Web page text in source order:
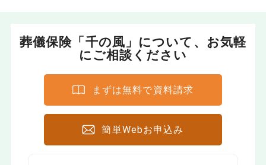
葬儀保険「千の風」について、お気軽
にご相談ください
まずは無料で資料請求
簡単Webお申込み